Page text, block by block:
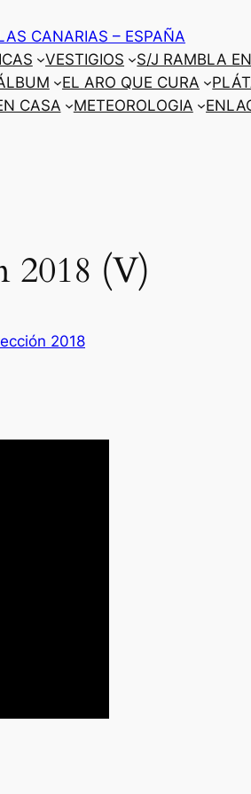
CANARIAS – ESPAÑA
VESTIGIOS S/J RAMBLA
EL ARO QUE CURA
CASA METEOROLOGIA
2018 (V)
2018